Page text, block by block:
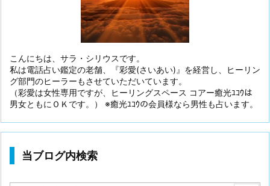
こんにちは、サラ・シリウスです。
私は電話占い鑑定の老舗、『彩愛(さいあい)』を経営し、ヒーリン
グ部門のヒーラーもさせていただいています。
（彩愛は女性専用ですが、ヒーリングスペース コアー癒光ﾕｺｳは
男女ともにＯＫです。） ※癒光ﾕｺｳの会員様なら男性も占います。
当ブログ内検索